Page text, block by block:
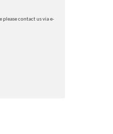
contact us via e-